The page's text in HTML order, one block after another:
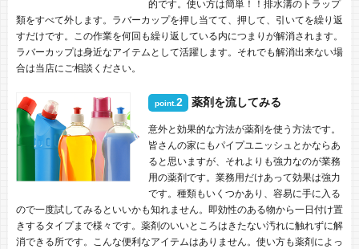
的です。使い方は簡単！！排水溝のトラップ
類をすべて外します。ラバーカップを押し当てて、押して、引いてを繰り返
すだけです。この作業を何回も繰り返している内につまりが解消されます。
ラバーカップは身近なアイテムとして活躍します。それでも解消出来ない場
合は当店にご相談ください。
point.2 薬剤を流してみる
意外と効果的な方法が薬剤を使う方法です。
皆さんの家にもパイプユニッシュとかならあ
ると思いますが、それよりも強力なのが業務
用の薬剤です。業務用だけあって効果は強力
です。種類もいくつかあり、容易に手に入る
ので一度試してみるといいかも知れません。即効性のある物から一日付け置
きするタイプまで様々です。薬剤のいいところはきたない汚れに触れずに解
消できる所です。こんな便利なアイテムはありません。使い方も薬剤によっ